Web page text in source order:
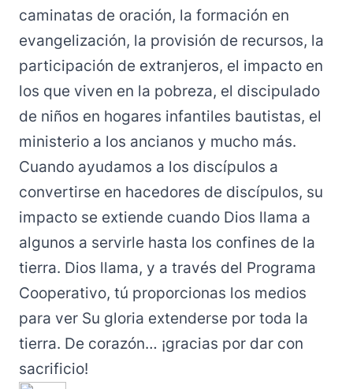
caminatas de oración, la formación en
evangelización, la provisión de recursos, la
participación de extranjeros, el impacto en
los que viven en la pobreza, el discipulado
de niños en hogares infantiles bautistas, el
ministerio a los ancianos y mucho más.
Cuando ayudamos a los discípulos a
convertirse en hacedores de discípulos, su
impacto se extiende cuando Dios llama a
algunos a servirle hasta los confines de la
tierra. Dios llama, y a través del Programa
Cooperativo, tú proporcionas los medios
para ver Su gloria extenderse por toda la
tierra. De corazón… ¡gracias por dar con
sacrificio!